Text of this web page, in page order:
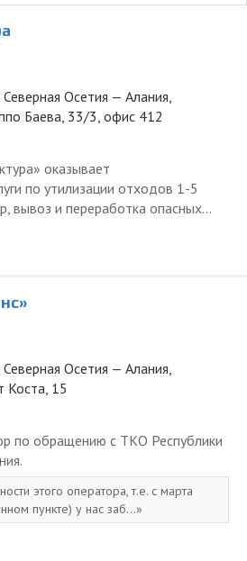
Северная Осетия — Алания,
Баева, 33/3, офис 412
оказывает
по утилизации отходов 1-5
вывоз и переработка опасных...
Северная Осетия — Алания,
Коста, 15
по обращению с ТКО Республики
этого оператора, т.е. с марта
пункте) у нас заб...